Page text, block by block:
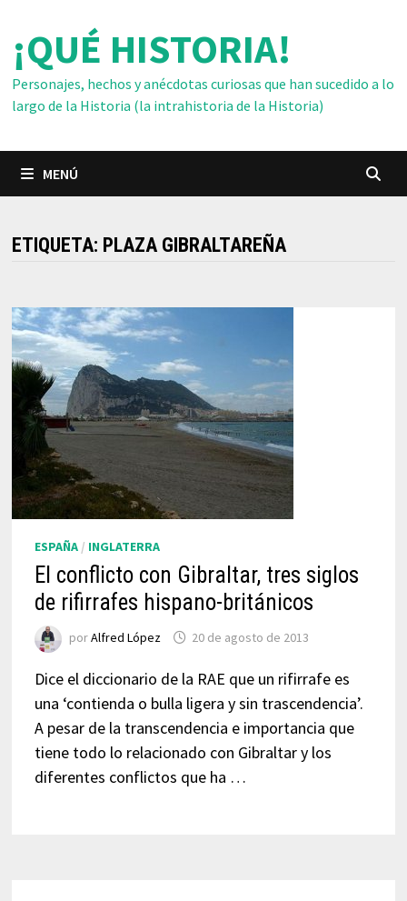
contenido
¡QUÉ HISTORIA!
Personajes, hechos y anécdotas curiosas que han sucedido a lo
largo de la Historia (la intrahistoria de la Historia)
MENÚ
ETIQUETA: PLAZA GIBRALTAREÑA
ESPAÑA/ INGLATERRA
El conflicto con Gibraltar, tres siglos
de rifirrafes hispano-británicos
porAlfred López 20 de agosto de 2013
Dice el diccionario de la RAE que un rifirrafe es
una ‘contienda o bulla ligera y sin trascendencia’.
A pesar de la transcendencia e importancia que
tiene todo lo relacionado con Gibraltar y los
diferentes conflictos que ha …